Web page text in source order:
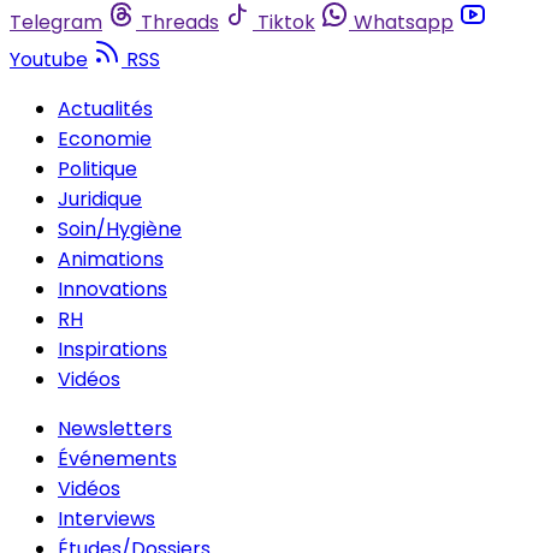
Telegram
Threads Tiktok
Whatsapp
Youtube
RSS
Actualités
Economie
Politique
Juridique
Soin/Hygiène
Animations
Innovations
RH
Inspirations
Vidéos
Newsletters
Événements
Vidéos
Interviews